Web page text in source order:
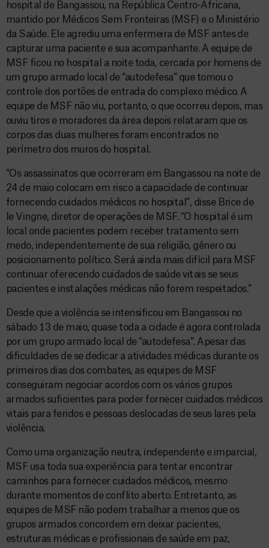
hospital de Bangassou, na República Centro-Africana,
mantido por Médicos Sem Fronteiras (MSF) e o Ministério
da Saúde. Ele agrediu uma enfermeira de MSF antes de
capturar uma paciente e sua acompanhante. A equipe de
MSF ficou no hospital a noite toda, cercada por homens de
um grupo armado local de “autodefesa” que tomou o
controle dos portões de entrada do complexo médico. A
equipe de MSF não viu, portanto, o que ocorreu depois, mas
ouviu tiros e moradores da área depois relataram que os
corpos das duas mulheres foram encontrados no
perímetro dos muros do hospital.
“Os assassinatos que ocorreram em Bangassou na noite de
24 de maio colocam em risco a capacidade de continuar
fornecendo cuidados médicos no hospital”, disse Brice de
le Vingne, diretor de operações de MSF. “O hospital é um
local onde pacientes podem receber tratamento sem
medo, independentemente de sua religião, gênero ou
posicionamento político. Será ainda mais difícil para MSF
continuar oferecendo cuidados de saúde vitais se seus
pacientes e instalações médicas não forem respeitados.”
Desde que a violência se intensificou em Bangassou no
sábado 13 de maio, quase toda a cidade é agora controlada
por um grupo armado local de “autodefesa”. Apesar das
dificuldades de se dedicar a atividades médicas durante os
primeiros dias dos combates, as equipes de MSF
conseguiram negociar acordos com os vários grupos
armados suficientes para poder fornecer cuidados médicos
vitais para feridos e pessoas deslocadas de seus lares pela
violência.
Como uma organização neutra, independente e imparcial,
MSF usa toda sua experiência para tentar encontrar
caminhos para fornecer cuidados médicos, mesmo
durante momentos de conflito aberto. Entretanto, as
equipes de MSF não podem trabalhar a menos que os
grupos armados concordem em deixar pacientes,
estruturas médicas e profissionais de saúde em paz,